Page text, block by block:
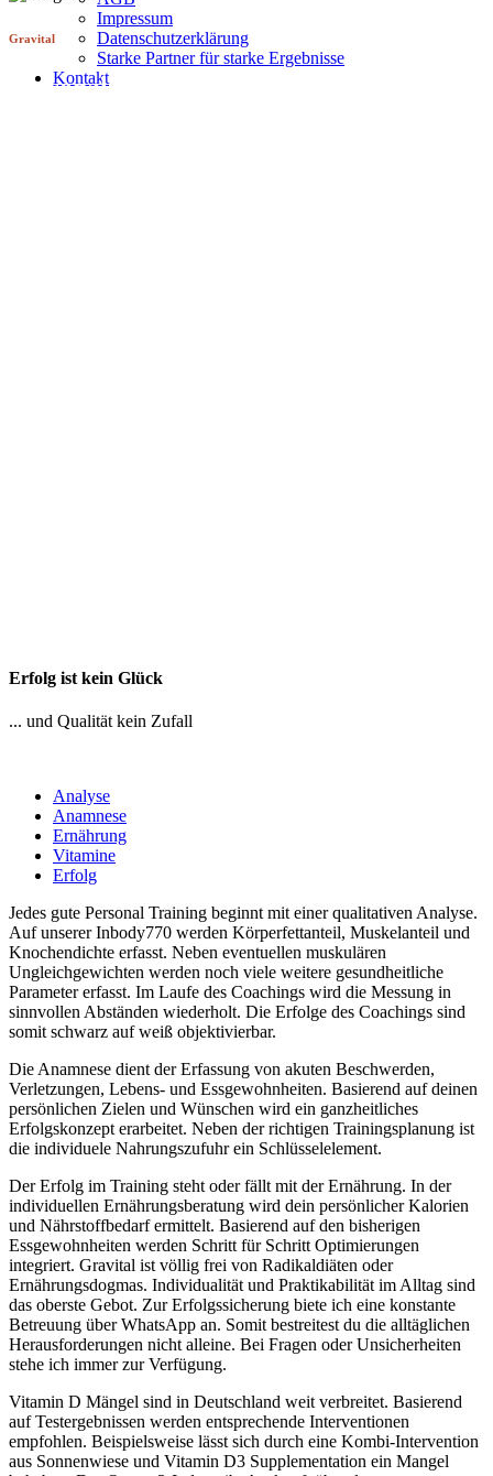
Impressum
Datenschutzerklärung
Starke Partner für starke Ergebnisse
Kontakt
Gravital
Personal Training
Erfolg ist kein Glück
... und Qualität kein Zufall
Analyse
Anamnese
Ernährung
Vitamine
Erfolg
Jedes gute Personal Training beginnt mit einer qualitativen Analyse.
Auf unserer Inbody770 werden Körperfettanteil, Muskelanteil und
Knochendichte erfasst. Neben eventuellen muskulären
Ungleichgewichten werden noch viele weitere gesundheitliche
Parameter erfasst. Im Laufe des Coachings wird die Messung in
sinnvollen Abständen wiederholt. Die Erfolge des Coachings sind
somit schwarz auf weiß objektivierbar.
Die Anamnese dient der Erfassung von akuten Beschwerden,
Verletzungen, Lebens- und Essgewohnheiten. Basierend auf deinen
persönlichen Zielen und Wünschen wird ein ganzheitliches
Erfolgskonzept erarbeitet. Neben der richtigen Trainingsplanung ist
die individuele Nahrungszufuhr ein Schlüsselelement.
Der Erfolg im Training steht oder fällt mit der Ernährung. In der
individuellen Ernährungsberatung wird dein persönlicher Kalorien
und Nährstoffbedarf ermittelt. Basierend auf den bisherigen
Essgewohnheiten werden Schritt für Schritt Optimierungen
integriert. Gravital ist völlig frei von Radikaldiäten oder
Ernährungsdogmas. Individualität und Praktikabilität im Alltag sind
das oberste Gebot. Zur Erfolgssicherung biete ich eine konstante
Betreuung über WhatsApp an. Somit bestreitest du die alltäglichen
Herausforderungen nicht alleine. Bei Fragen oder Unsicherheiten
stehe ich immer zur Verfügung.
Vitamin D Mängel sind in Deutschland weit verbreitet. Basierend
auf Testergebnissen werden entsprechende Interventionen
empfohlen. Beispielsweise lässt sich durch eine Kombi-Intervention
aus Sonnenwiese und Vitamin D3 Supplementation ein Mangel